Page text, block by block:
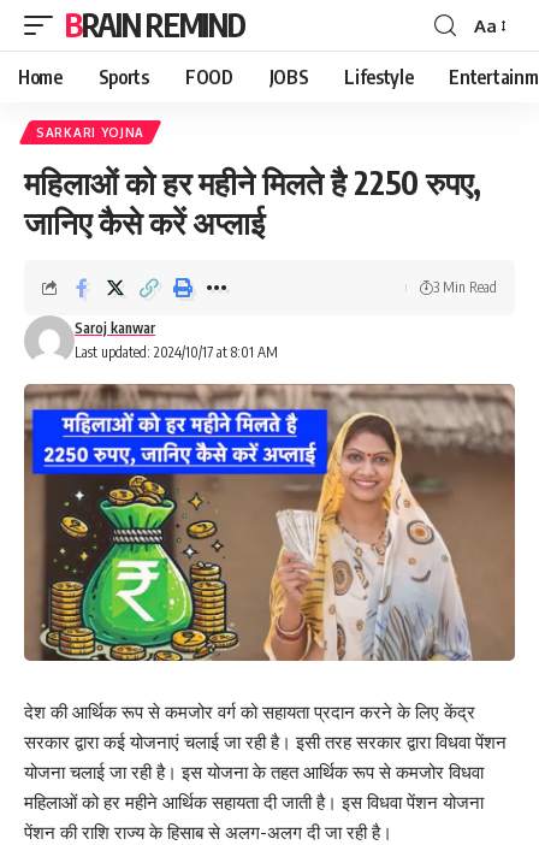
BRAIN REMIND
Font
Resizer
Aa
Home Sports FOOD JOBS Lifestyle
SARKARI YOJNA
महिलाओं को हर महीने मिलते है 2250 रुपए,
जानिए कैसे करें अप्लाई
Last updated: 2024/10/17 at 8:01 AM
Saroj kanwar
3 Min Read
देश की आर्थिक रूप से कमजोर वर्ग को सहायता प्रदान करने के लिए केंद्र
सरकार द्वारा कई योजनाएं चलाई जा रही है। इसी तरह सरकार द्वारा विधवा पेंशन
योजना चलाई जा रही है। इस योजना के तहत आर्थिक रूप से कमजोर विधवा
महिलाओं को हर महीने आर्थिक सहायता दी जाती है। इस विधवा पेंशन योजना
पेंशन की राशि राज्य के हिसाब से अलग-अलग दी जा रही है।